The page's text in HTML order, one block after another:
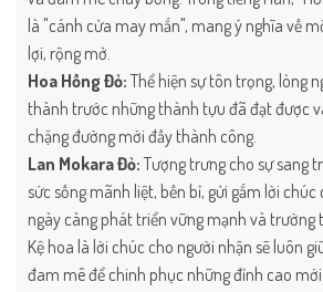
là "cánh cửa may mắn", mang ý nghĩa về
lợi, rộng mở.
Hoa Hồng Đỏ: Thể hiện sự tôn trọng, lòng
thành trước những thành tựu đã đạt được
chặng đường mới đầy thành công.
Lan Mokara Đỏ: Tượng trưng cho sự sang
sức sống mãnh liệt, bền bỉ, gửi gắm lời
ngày càng phát triển vững mạnh và trường
Kệ hoa là lời chúc cho người nhận sẽ luôn
đam mê để chinh phục những đỉnh cao mới.